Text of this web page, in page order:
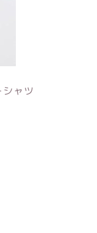
ャツ